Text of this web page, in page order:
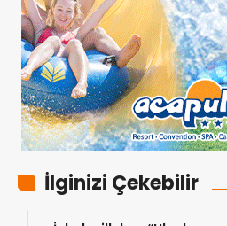
İlginizi Çekebilir